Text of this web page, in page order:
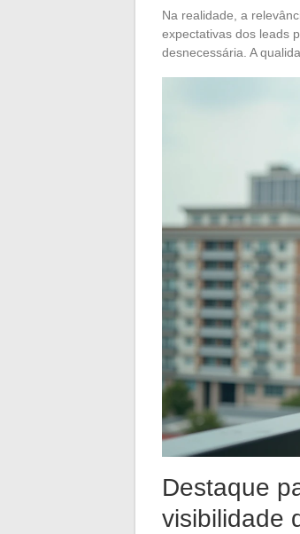
Na realidade, a
expectativas dos leads
desnecessária. A
Destaque
visibilidade